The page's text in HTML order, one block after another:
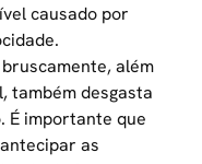
causado por
além
também desgasta
É importante que
as